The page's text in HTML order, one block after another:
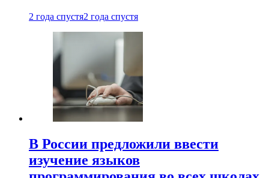
2 года спустя2 года спустя
В России предложили ввести
изучение языков